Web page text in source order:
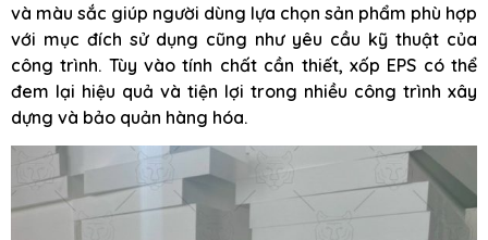
và màu sắc giúp người dùng lựa chọn sản phẩm phù hợp
với mục đích sử dụng cũng như yêu cầu kỹ thuật của
công trình. Tùy vào tính chất cần thiết, xốp EPS có thể
đem lại hiệu quả và tiện lợi trong nhiều công trình xây
dựng và bảo quản hàng hóa.